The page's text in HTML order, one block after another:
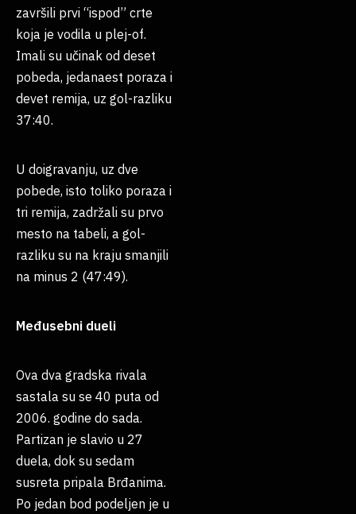
završili prvi “ispod” crte
koja je vodila u plej-of.
Imali su učinak od deset
pobeda, jedanaest poraza i
devet remija, uz gol-razliku
37:40.
U doigravanju, uz dve
pobede, isto toliko poraza i
tri remija, zadržali su prvo
mesto na tabeli, a gol-
razliku su na kraju smanjili
na minus 2 (47:49).
Međusebni dueli
Ova dva gradska rivala
sastala su se 40 puta od
2006. godine do sada.
Partizan je slavio u 27
duela, dok su sedam
susreta pripala Brđanima.
Po jedan bod podeljen je u